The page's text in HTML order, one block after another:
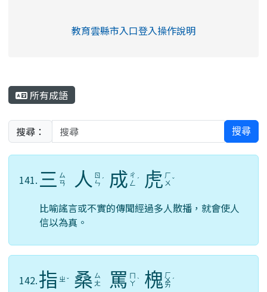
link to https://eliteracy.edu.tw/Shorts/
教育雲縣市入口登入操作說明
所有成語
搜尋： 搜尋
141. 三 ㄙ
ㄢ
人 ㄖ
ㄣ ˊ 成 ㄔ
ㄥ ˊ 虎 ㄏ
ㄨ ˇ
比喻謠言或不實的傳聞經過多人散播，就會使人
信以為真。
142.指 ㄓ ˇ 桑 ㄙ
ㄤ
罵 ㄇ
ㄚ ˋ 槐 ㄏ
ㄨ
ㄞ
ˊ